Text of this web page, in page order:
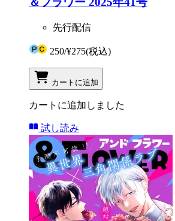
先行配信
250/¥275(税込)
カートに追加
カートに追加しました
試し読み